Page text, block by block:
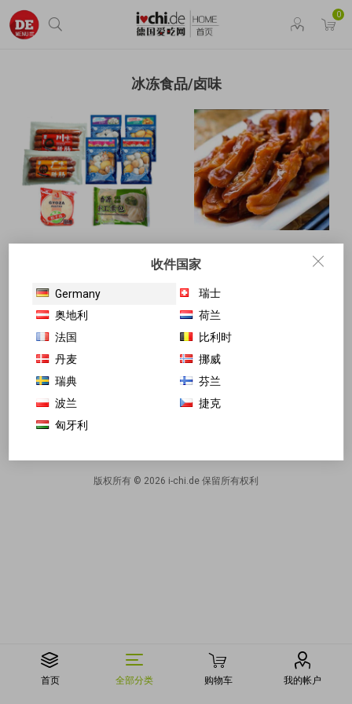
0
冰冻食品/卤味
首页 全部分类 购物车 我的帐户
版权所有 © 2026 i-chi.de 保留所有权利
收件国家
Germany
瑞士
奥地利
荷兰
法国
比利时
丹麦
挪威
瑞典
芬兰
波兰
捷克
匈牙利